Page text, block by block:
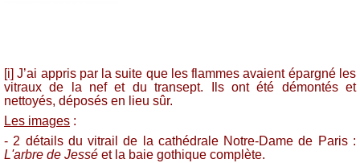
[i] J’ai appris par la suite que les flammes avaient épargné les
vitraux de la nef et du transept. Ils ont été démontés et
nettoyés, déposés en lieu sûr.
Les images :
- 2 détails du vitrail de la cathédrale Notre-Dame de Paris :
L'arbre de Jessé et la baie gothique complète.